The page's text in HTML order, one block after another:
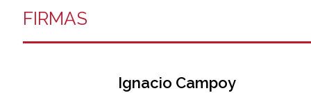
FIRMAS
Ignacio Campoy​